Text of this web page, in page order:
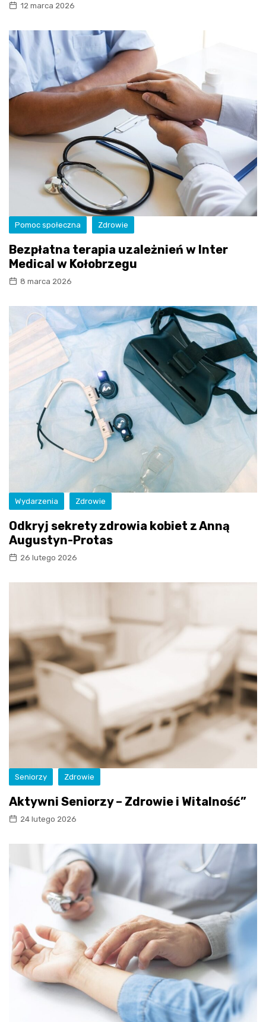
12 marca 2026
Pomoc społeczna Zdrowie
Bezpłatna terapia uzależnień w Inter
Medical w Kołobrzegu
8 marca 2026
Wydarzenia Zdrowie
Odkryj sekrety zdrowia kobiet z Anną
Augustyn-Protas
26 lutego 2026
Seniorzy Zdrowie
Aktywni Seniorzy – Zdrowie i Witalność”
24 lutego 2026